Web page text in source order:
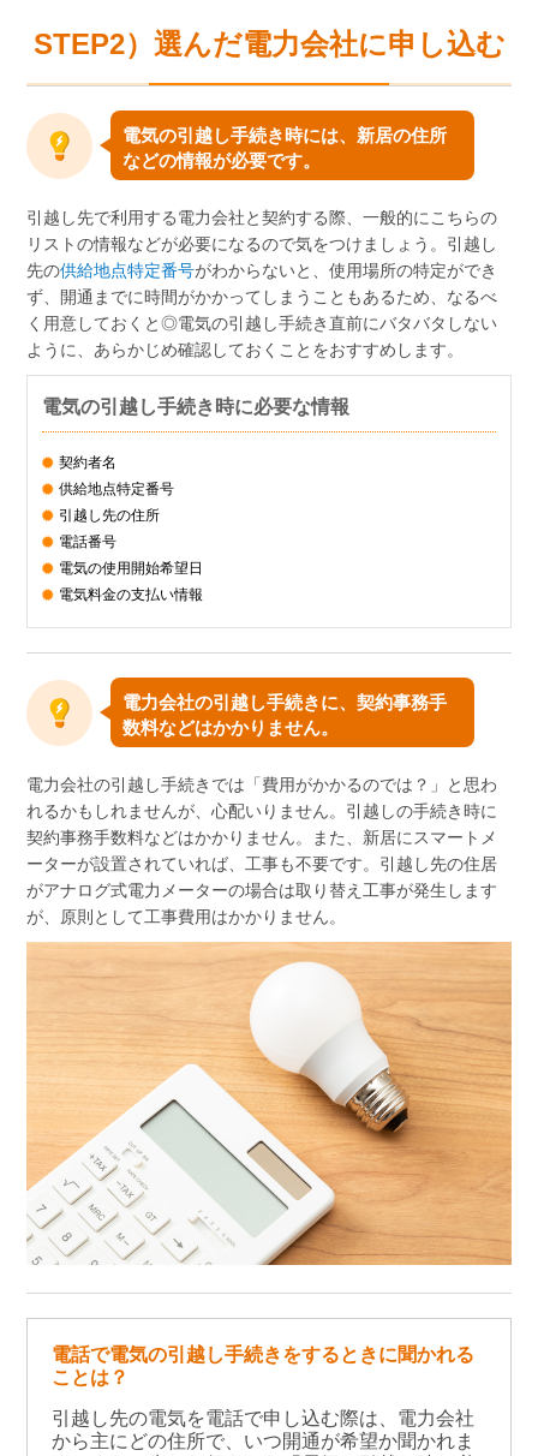
STEP2）選んだ電力会社に申し込む
電気の引越し手続き時には、新居の住所
などの情報が必要です。
引越し先で利用する電力会社と契約する際、一般的にこちらの
リストの情報などが必要になるので気をつけましょう。引越し
先の供給地点特定番号がわからないと、使用場所の特定ができ
ず、開通までに時間がかかってしまうこともあるため、なるべ
く用意しておくと◎電気の引越し手続き直前にバタバタしない
ように、あらかじめ確認しておくことをおすすめします。
電気の引越し手続き時に必要な情報
契約者名
供給地点特定番号
引越し先の住所
電話番号
電気の使用開始希望日
電気料金の支払い情報
電力会社の引越し手続きに、契約事務手
数料などはかかりません。
電力会社の引越し手続きでは「費用がかかるのでは？」と思わ
れるかもしれませんが、心配いりません。引越しの手続き時に
契約事務手数料などはかかりません。また、新居にスマートメ
ーターが設置されていれば、工事も不要です。引越し先の住居
がアナログ式電力メーターの場合は取り替え工事が発生します
が、原則として工事費用はかかりません。
電話で電気の引越し手続きをするときに聞かれる
ことは？
引越し先の電気を電話で申し込む際は、電力会社
から主にどの住所で、いつ開通が希望か聞かれま